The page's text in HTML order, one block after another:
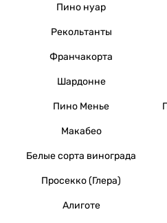
Пино нуар
Рекольтанты
Франчакорта
Шардонне
Пино Менье
Макабео
Белые сорта винограда
Просекко (Глера)
Алиготе